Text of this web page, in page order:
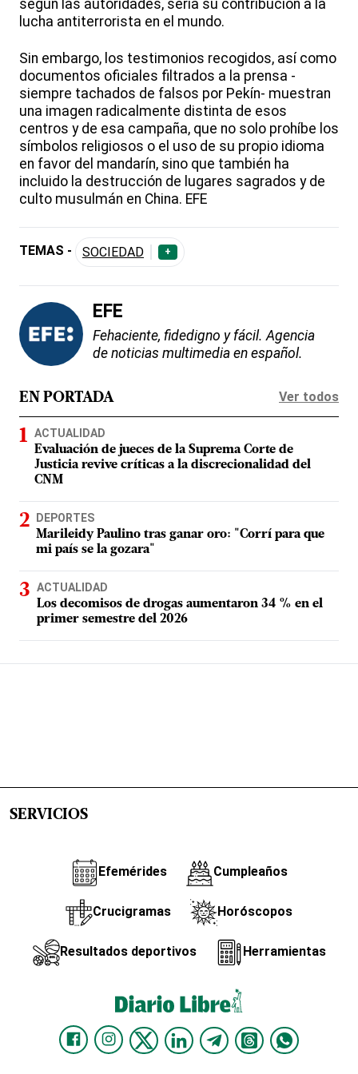
según las autoridades, sería su contribución a la
lucha antiterrorista en el mundo.
Sin embargo, los testimonios recogidos, así como
documentos oficiales filtrados a la prensa -
siempre tachados de falsos por Pekín- muestran
una imagen radicalmente distinta de esos
centros y de esa campaña, que no solo prohíbe los
símbolos religiosos o el uso de su propio idioma
en favor del mandarín, sino que también ha
incluido la destrucción de lugares sagrados y de
culto musulmán en China. EFE
TEMAS - SOCIEDAD +
EFE
Fehaciente, fidedigno y fácil. Agencia
de noticias multimedia en español.
EN PORTADA Ver todos
ACTUALIDAD
Evaluación de jueces de la Suprema Corte de
Justicia revive críticas a la discrecionalidad del
CNM
DEPORTES
Marileidy Paulino tras ganar oro: "Corrí para que
mi país se la gozara"
ACTUALIDAD
Los decomisos de drogas aumentaron 34 % en el
primer semestre del 2026
SERVICIOS
Efemérides Cumpleaños
Crucigramas Horóscopos
Resultados deportivos Herramientas